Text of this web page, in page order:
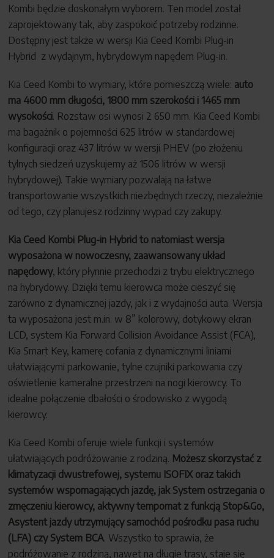
Kombi będzie doskonałym wyborem. Ten model został
zaprojektowany tak, aby zaspokoić potrzeby rodzinne.
Dostępny jest także w wersji ​​Kia Ceed Kombi Plug-in
Hybrid z wydajnym, hybrydowym napędem Plug-in.
Kia Ceed Kombi to wymiary, które pomieszczą wiele: auto
ma 4600 mm długości, 1800 mm szerokości i 1465 mm
wysokości. Rozstaw osi wynosi 2 650 mm. Kia Ceed Kombi
ma bagażnik o pojemności 625 litrów w standardowej
konfiguracji oraz 437 litrów w wersji PHEV (po złożeniu
tylnych siedzeń uzyskujemy aż 1506 litrów w wersji
hybrydowej). Takie wymiary pozwalają na łatwe
transportowanie wszystkich niezbędnych rzeczy, niezależnie
od tego, czy planujesz rodzinny wypad czy zakupy.
Kia Ceed Kombi Plug-in Hybrid to natomiast wersja
wyposażona w nowoczesny, zaawansowany układ
napędowy, który płynnie przechodzi z trybu elektrycznego
na hybrydowy. Dzięki temu kierowca może cieszyć się
zarówno z dynamicznej jazdy, jak i z wydajności auta. Wersja
ta wyposażona jest m.in. w 8” kolorowy, dotykowy ekran
LCD, system Kia Forward Collision Avoidance Assist (FCA),
Kia Smart Key, kamerę cofania z dynamicznymi liniami
ułatwiającymi parkowanie, tylne czujniki parkowania czy
oświetlenie kameralne przestrzeni na nogi kierowcy. To
idealne połączenie dbałości o środowisko z wygodą
kierowcy.
Kia Ceed Kombi oferuje wiele funkcji i systemów
ułatwiających podróżowanie z rodziną. Możesz skorzystać z
klimatyzacji dwustrefowej, systemu ISOFIX oraz takich
systemów wspomagających jazdę, jak System ostrzegania o
zmęczeniu kierowcy, aktywny tempomat z funkcją Stop&Go,
Asystent jazdy utrzymujący samochód pośrodku pasa ruchu
(LFA) czy System BCA. Wszystko to sprawia, że
podróżowanie z rodziną, nawet na długie trasy, staje się